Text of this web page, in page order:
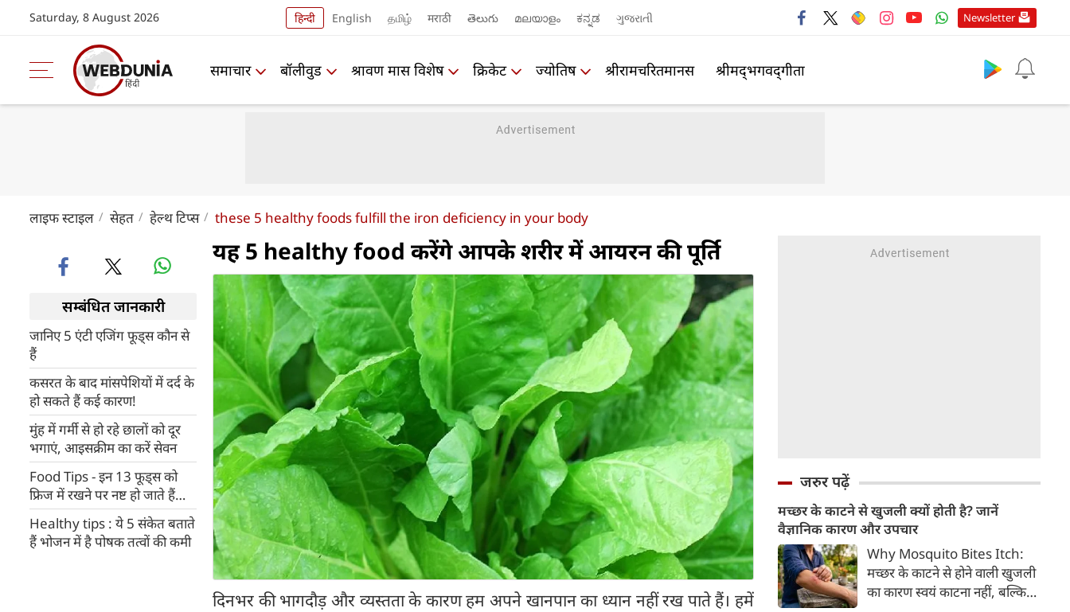
Saturday, 8 August 2026 हिन्दी English தமிழ் मराठी తెలుగు മലയാളം ಕನ್ನಡ ગુજરાતી Newsletter
समाचार बॉलीवुड श्रावण मास विशेष क्रिकेट ज्योतिष श्रीरामचरितमानस श्रीमद्‍भगवद्‍गीता
लाइफ स्‍टाइल सेहत हेल्थ टिप्स these 5 healthy foods fulfill the iron deficiency in your body
सम्बंधित जानकारी
जानिए 5 एंटी एजिंग फूड्स कौन से
हैं
कसरत के बाद मांसपेशियों में दर्द के
हो सकते हैं कई कारण!
मुंह में गर्मी से हो रहे छालों को दूर
भगाएं, आइसक्रीम का करें सेवन
Food Tips - इन 13 फूड्स को
फ्रिज में रखने पर नष्ट हो जाते हैं
जरूरी पोषक तत्व
Healthy tips : ये 5 संकेत बताते
हैं भोजन में है पोषक तत्वों की कमी
यह 5 healthy food करेंगे आपके शरीर में आयरन की पूर्ति
दिनभर की भागदौड़ और व्यस्तता के कारण हम अपने खानपान का ध्यान नहीं रख पाते हैं। हमें
जरुर पढ़ें
मच्छर के काटने से खुजली क्यों होती है? जानें
वैज्ञानिक कारण और उपचार
Why Mosquito Bites Itch:
मच्छर के काटने से होने वाली खुजली
का कारण स्वयं काटना नहीं, बल्कि